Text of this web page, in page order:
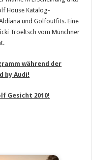
House Katalog-
und Golfoutfits. Eine
Troeltsch vom Münchner
während der
by Audi!
Gesicht 2010!